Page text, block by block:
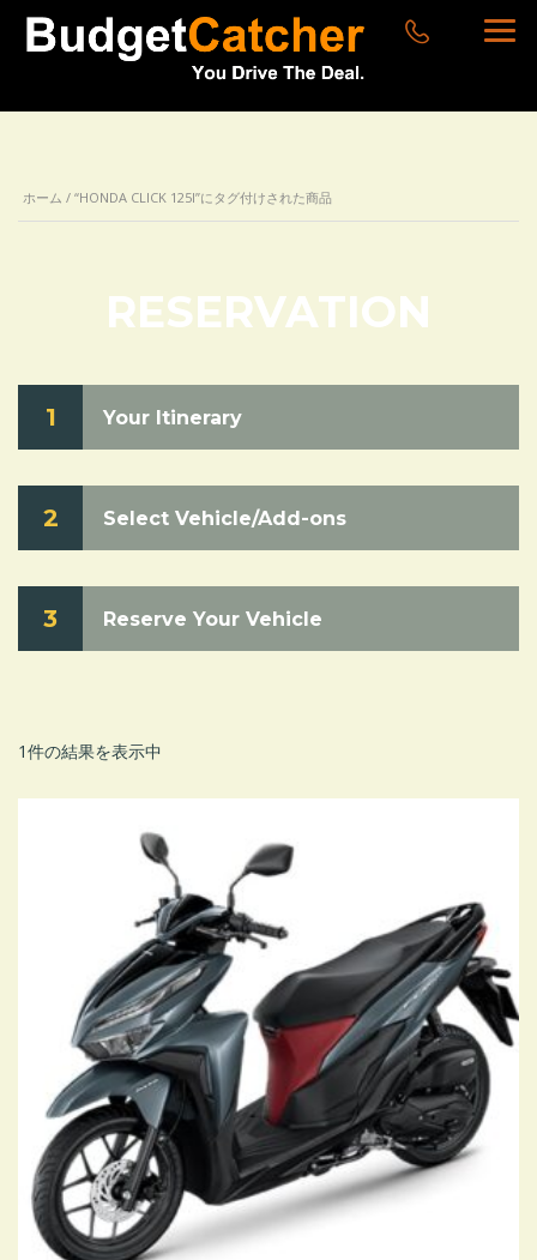
ホーム / “HONDA CLICK 125I”にタグ付けされた商品
RESERVATION
1 Your Itinerary
2 Select Vehicle/Add-ons
3 Reserve Your Vehicle
1件の結果を表示中